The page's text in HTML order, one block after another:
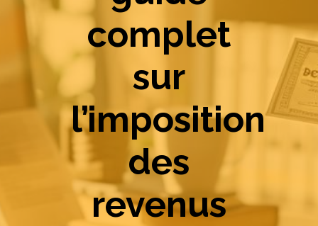
complet
sur
l’imposition
des
revenus